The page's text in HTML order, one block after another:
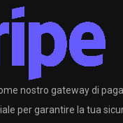
nostro gateway di
per garantire la tua